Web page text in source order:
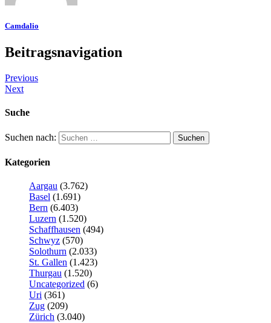
Camdalio
Beitragsnavigation
Previous
Next
Suche
Suchen nach:
Kategorien
Aargau (3.762)
Basel (1.691)
Bern (6.403)
Luzern (1.520)
Schaffhausen (494)
Schwyz (570)
Solothurn (2.033)
St. Gallen (1.423)
Thurgau (1.520)
Uncategorized (6)
Uri (361)
Zug (209)
Zürich (3.040)